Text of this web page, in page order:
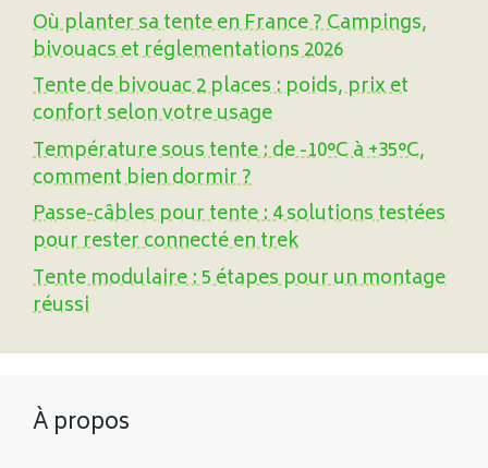
Où planter sa tente en France ? Campings,
bivouacs et réglementations 2026
Tente de bivouac 2 places : poids, prix et
confort selon votre usage
Température sous tente : de -10°C à +35°C,
comment bien dormir ?
Passe-câbles pour tente : 4 solutions testées
pour rester connecté en trek
Tente modulaire : 5 étapes pour un montage
réussi
À propos